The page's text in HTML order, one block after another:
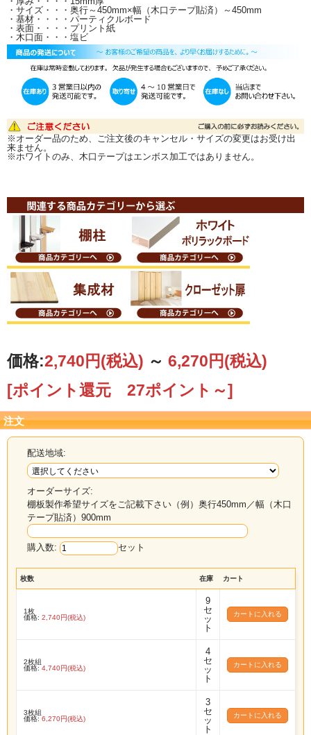
・サイズ・・・奥行～450mm×幅（木口テープ貼済）～450mm
・基材・・・・パーティクルボード
・表面・・・・プリント紙
・木口面・・・塩ビ
※オーダー品のため、ご注文後のキャンセル・サイズの変更はお受け出
来ません。
※ホワイトのみ、木口テープはエンボス加工ではありません。
価格:2,740円(税込) ～ 6,270円(税込)
[ポイント還元 27ポイント～]
注文
配送地域:
オーダーサイズ:
棚板製作希望サイズをご記載下さい（例）奥行450mm／幅（木口
テープ貼済）900mm
購入数: セット
枚数 在庫 カート
1枚
価格: 2,740円(税込)
9
セ
ッ
ト
2枚組
価格: 4,740円(税込)
4
セ
ッ
ト
3枚組
価格: 6,270円(税込)
3
セ
ッ
ト